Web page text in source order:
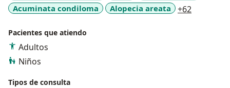
Acuminata condiloma
Alopecia areata +62
Pacientes que atiendo
Adultos
Niños
Tipos de consulta